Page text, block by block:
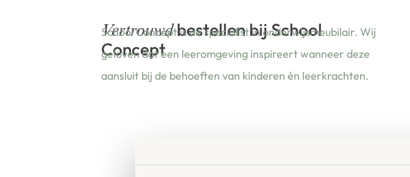
Vertrouwdbestellen bij School
Concept
School Concept is de specialist in onderwijsmeubilair. Wij
geloven dat een leeromgeving inspireert wanneer deze
aansluit bij de behoeften van kinderen én leerkrachten.